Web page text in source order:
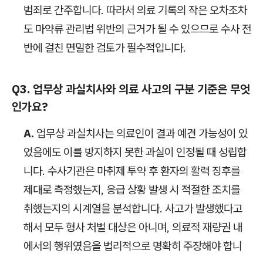
범죄로 간주합니다. 따라서 의료 기록의 작은 오차조차
도 마약류 관리법 위반의 근거가 될 수 있으므로 수사 전
반에 걸친 면밀한 검토가 필수적입니다.
Q3. 업무상 과실치사와 의료 사고의 구분 기준은 무엇
인가요?
A. 업무상 과실치사는 의료인이 결과 예견 가능성이 있
었음에도 이를 방지하지 못한 과실이 인정될 때 성립합
니다. 수사기관은 마취제 투약 후 환자의 활력 징후를
제대로 측정했는지, 응급 상황 발생 시 적절한 조치를
취했는지의 시계열을 분석합니다. 사고가 발생했다고
해서 모두 형사 처벌 대상은 아니며, 의료적 재량권 내
에서의 행위였음을 법리적으로 명확히 주장해야 합니